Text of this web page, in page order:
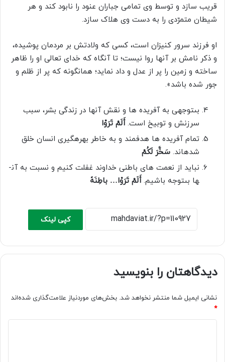
قریب سازد و توسط وى تمامى‏ جباران عنود را نابود کند و هر
شیطان متمرّدى را به دست وى هلاک سازد.
او فرزند سرور کنیزان است، کسى که ولادتش بر مردمان پوشیده،
و ذکر نامش بر آن­ها روا نیست؛ تا آن­گاه که خداى تعالى او را ظاهر
ساخته و زمین را پر از عدل و داد نماید؛ همان­گونه که پر از ظلم و
جور شده باشد».
بى‏توجهى به آفریده ‏ها و نقش آن­ها در زندگى بشر، سبب
سرزنش و توبیخ است.أَلَمْ تَرَوْا
تمام آفریده ‏ها هدف­مند و به خاطر بهره‏گیرى انسان خلق
شده­اند. سَخَّرَ لَکُمْ
نباید از نعمت‏ هاى باطنى خداوند غفلت کنیم و نسبت به آن­
ها بى‏توجه باشیم.أَلَمْ تَرَوْا… باطِنَهً
کپی لینک
دیدگاهتان را بنویسید
نشانی ایمیل شما منتشر نخواهد شد. بخش‌های موردنیاز علامت‌گذاری شده‌اند
*